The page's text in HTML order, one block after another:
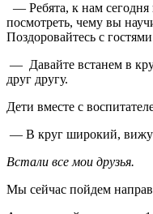
— Ребята, к нам сегодня
посмотреть, чему вы
Поздоровайтесь с
— Давайте встанем в
друг другу.
Дети вместе с
— В круг широкий, вижу
Встали все мои друзья.
Мы сейчас пойдем